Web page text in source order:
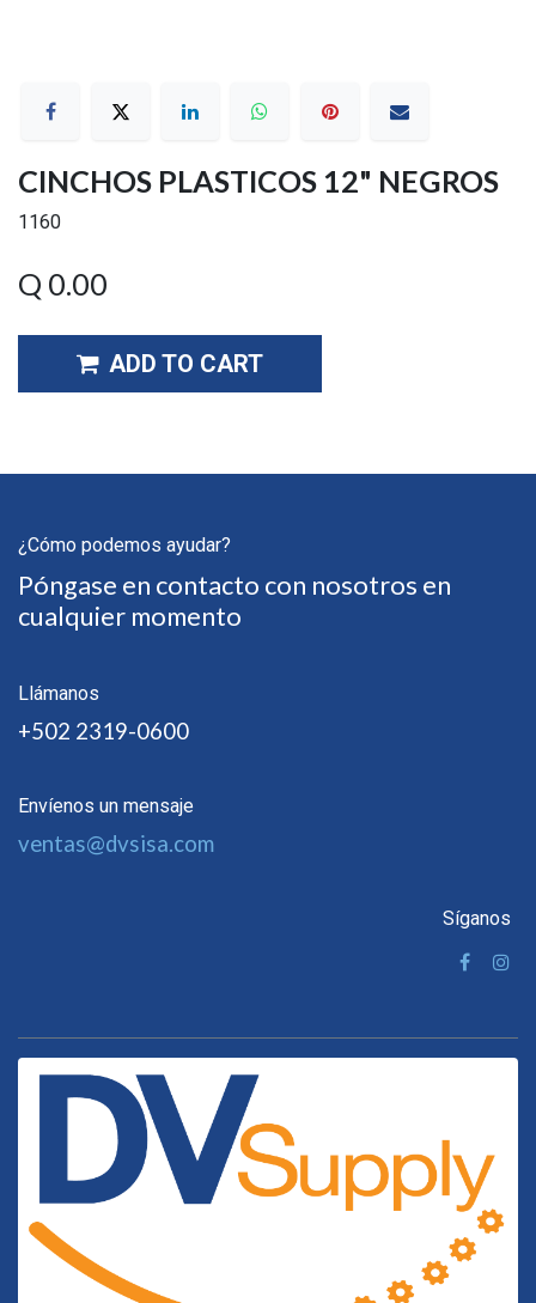
CINCHOS PLASTICOS 12" NEGROS
1160
Q 0.00
ADD TO CART
¿Cómo podemos ayudar?
Póngase en contacto con nosotros en
cualquier momento
Llámanos
+502 2319-0600
Envíenos un mensaje
ventas@dvsisa.com
Síganos